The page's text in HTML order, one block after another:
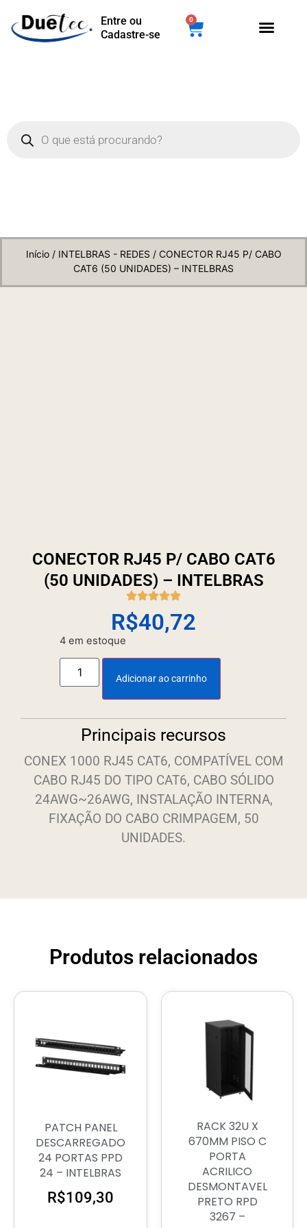
Entre ou
Cadastre-se
0
Início/ INTELBRAS - REDES / CONECTOR RJ45 P/ CABO
CAT6 (50 UNIDADES) – INTELBRAS
CONECTOR RJ45 P/ CABO CAT6
(50 UNIDADES) – INTELBRAS
R$40,72
4 em estoque
Adicionar ao carrinho
Principais recursos
CONEX 1000 RJ45 CAT6, COMPATÍVEL COM
CABO RJ45 DO TIPO CAT6, CABO SÓLIDO
24AWG~26AWG, INSTALAÇÃO INTERNA,
FIXAÇÃO DO CABO CRIMPAGEM, 50
UNIDADES.
Produtos relacionados
PATCH PANEL
DESCARREGADO
24 PORTAS PPD
24 – INTELBRAS
R$109,30
RACK 32U X
670MM PISO C
PORTA
ACRILICO
DESMONTAVEL
PRETO RPD
3267 –